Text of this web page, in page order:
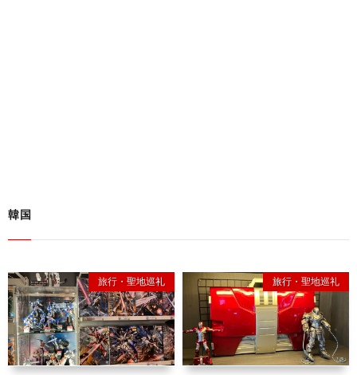
韓国
旅行・聖地巡礼 旅行・聖地巡礼